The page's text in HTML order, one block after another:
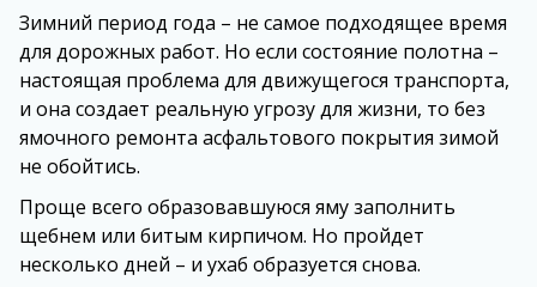
Зимний период года – не самое подходящее время
для дорожных работ. Но если состояние полотна –
настоящая проблема для движущегося транспорта,
и она создает реальную угрозу для жизни, то без
ямочного ремонта асфальтового покрытия зимой
не обойтись.
Проще всего образовавшуюся яму заполнить
щебнем или битым кирпичом. Но пройдет
несколько дней – и ухаб образуется снова.